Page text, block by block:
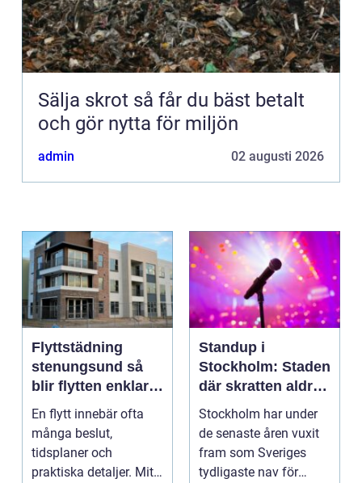
Sälja skrot så får du bäst betalt
och gör nytta för miljön
admin 02 augusti 2026
Flyttstädning
stenungsund så
blir flytten enklare
och mer trygg
En flytt innebär ofta
många beslut,
tidsplaner och
praktiska detaljer. Mitt
Standup i
Stockholm: Staden
där skratten aldrig
tar paus
Stockholm har under
de senaste åren vuxit
fram som Sveriges
tydligaste nav för